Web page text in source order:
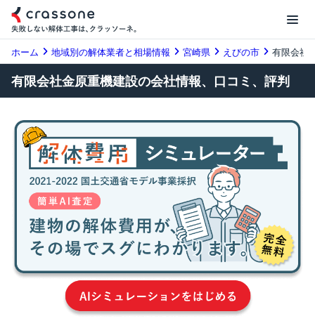
ホーム 地域別の解体業者と相場情報 宮崎県 えびの市 有限会社
有限会社金原重機建設の会社情報、口コミ、評判